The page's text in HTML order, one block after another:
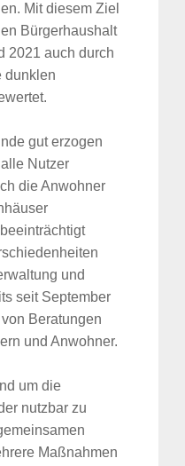
Mit diesem Ziel
Bürgerhaushalt
2021 auch durch
dunklen
gut erzogen
Nutzer
die Anwohner
und
seit September
Beratungen
und Anwohner.
um die
nutzbar zu
Maßnahmen